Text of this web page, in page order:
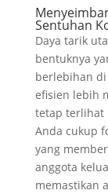
Sentuhan
Daya tarik
bentuknya
berlebihan
efisien lebih
tetap terlihat
Anda cukup
yang
anggota
memastikan